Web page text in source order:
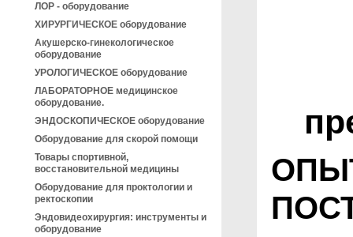
ЛОР - оборудование
ХИРУРГИЧЕСКОЕ оборудование
Акушерско-гинекологическое
оборудование
УРОЛОГИЧЕСКОЕ оборудование
ЛАБОРАТОРНОЕ медицинское
оборудование.
ЭНДОСКОПИЧЕСКОЕ оборудование
Оборудование для скорой помощи
Товары спортивной,
восстановительной медицины
Оборудование для проктологии и
ректоскопии
Эндовидеохирургия: инструменты и
оборудование